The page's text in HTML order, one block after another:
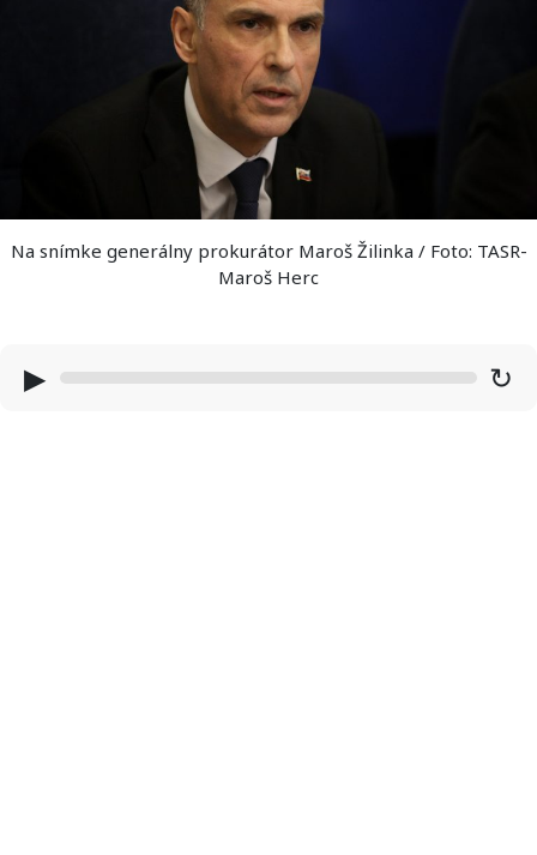
Na snímke generálny prokurátor Maroš Žilinka / Foto: TASR-
Maroš Herc
▶ ↻